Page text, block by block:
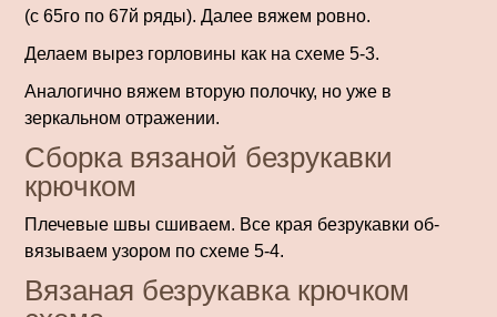
(с 65го по 67й ряды). Далее вяжем ровно.
Делаем вырез горловины как на схеме 5-3.
Аналогично вяжем вторую полочку, но уже в
зеркальном отражении.
Сборка вязаной безрукавки
крючком
Плечевые швы сшиваем. Все края безрукавки об­
вязываем узором по схеме 5-4.
Вязаная безрукавка крючком